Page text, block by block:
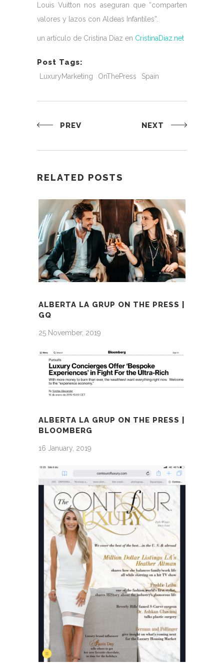
Louis Vuitton nos aseguran que “comparten
valores y lazos con Aldeas Infantiles”.
un artículo de Cristina Diaz en CristinaDiaz.net
Post Tags:
LuxuryMarketing OnThePress Spain
PREV NEXT
RELATED POSTS
ALBERTA LA GRUP ON THE PRESS |
GQ
25 November, 2019
ALBERTA LA GRUP ON THE PRESS |
BLOOMBERG
16 January, 2019